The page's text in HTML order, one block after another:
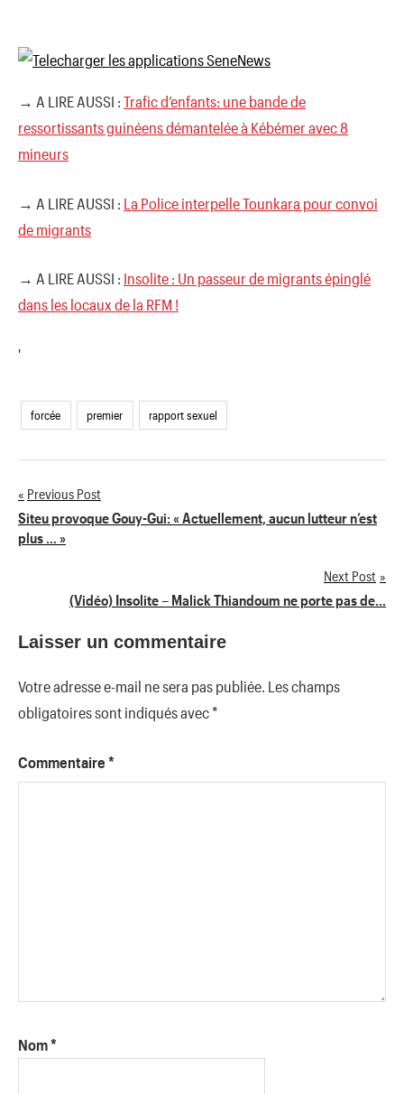
→ A LIRE AUSSI : Trafic d’enfants: une bande de
ressortissants guinéens démantelée à Kébémer avec 8
mineurs
→ A LIRE AUSSI : La Police interpelle Tounkara pour convoi
de migrants
→ A LIRE AUSSI : Insolite : Un passeur de migrants épinglé
dans les locaux de la RFM !
'
forcée premier rapport sexuel
Navigation
de
Previous Post
Siteu provoque Gouy-Gui: « Actuellement, aucun lutteur n’est
plus … »
Next Post
(Vidéo) Insolite – Malick Thiandoum ne porte pas de…
Laisser un commentaire
Votre adresse e-mail ne sera pas publiée. Les champs
obligatoires sont indiqués avec*
Commentaire *
Nom*